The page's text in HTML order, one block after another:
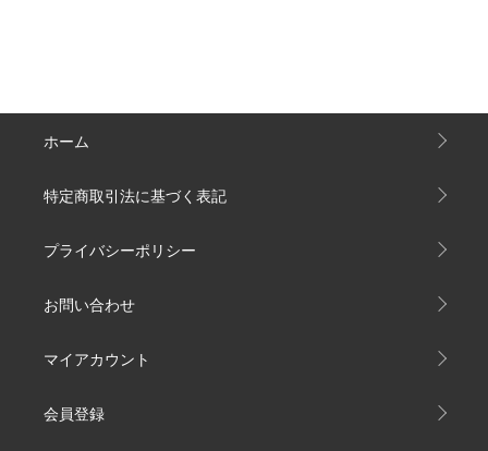
ホーム
特定商取引法に基づく表記
プライバシーポリシー
お問い合わせ
マイアカウント
会員登録